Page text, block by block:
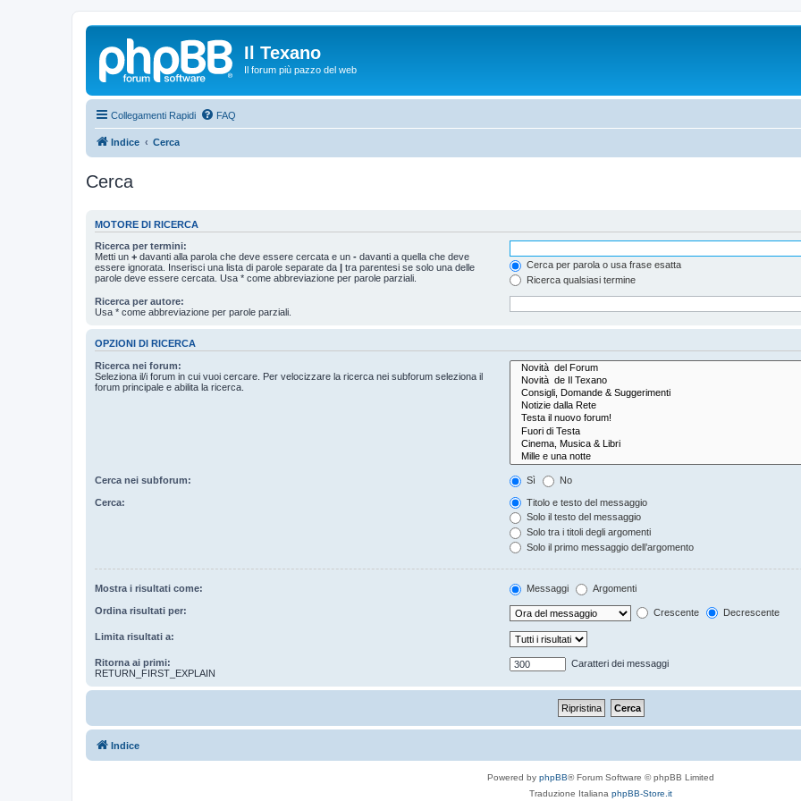
Il Texano
Il forum più pazzo del web
Collegamenti Rapidi FAQ
Indice Cerca
Cerca
MOTORE DI RICERCA
Ricerca per termini:
Metti un + davanti alla parola che deve essere cercata e un - davanti a quella che deve
essere ignorata. Inserisci una lista di parole separate da | tra parentesi se solo una delle
parole deve essere cercata. Usa * come abbreviazione per parole parziali.
Cerca per parola o usa frase esatta
Ricerca qualsiasi termine
Ricerca per autore:
Usa * come abbreviazione per parole parziali.
OPZIONI DI RICERCA
Ricerca nei forum:
Seleziona il/i forum in cui vuoi cercare. Per velocizzare la ricerca nei subforum seleziona il
forum principale e abilita la ricerca.
Cerca nei subforum: Sì No
Cerca:
Titolo e testo del messaggio
Solo il testo del messaggio
Solo tra i titoli degli argomenti
Solo il primo messaggio dell’argomento
Mostra i risultati come: Messaggi Argomenti
Ordina risultati per: Crescente Decrescente
Limita risultati a:
Ritorna ai primi:
RETURN_FIRST_EXPLAIN
Caratteri dei messaggi
Indice
Powered by phpBB® Forum Software © phpBB Limited
Traduzione Italiana phpBB-Store.it